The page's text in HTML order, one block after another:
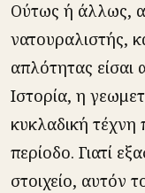
Ούτως ή άλλως,
νατουραλιστής,
απλότητας είσαι
Ιστορία, η
κυκλαδική
περίοδο. Γιατί
στοιχείο, αυτόν